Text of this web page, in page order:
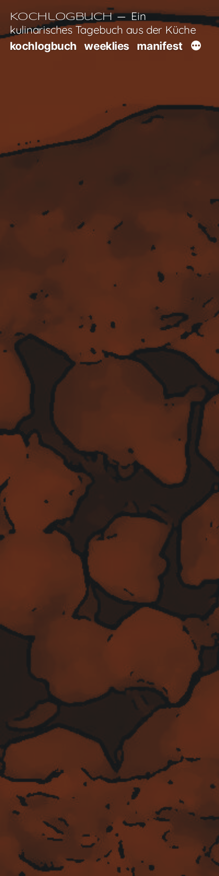
Inhalt
springen
Kochlogbuch
Ein
kulinarisches Tagebuch aus der Küche
kochlogbuch weeklies manifest